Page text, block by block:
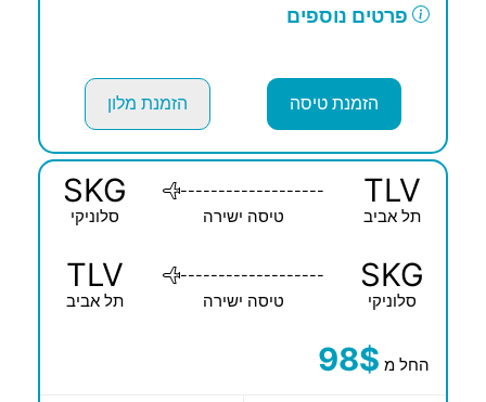
פרטים נוספים
הזמנת טיסה הזמנת מלון
TLV
תל אביב
-------------------
טיסה ישירה
SKG
סלוניקי
SKG
סלוניקי
-------------------
טיסה ישירה
TLV
תל אביב
החל מ 98$